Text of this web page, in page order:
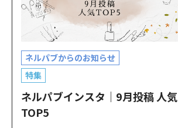
ネルパブからのお知らせ
特集
ネルパブインスタ｜9月投稿 人気
TOP5